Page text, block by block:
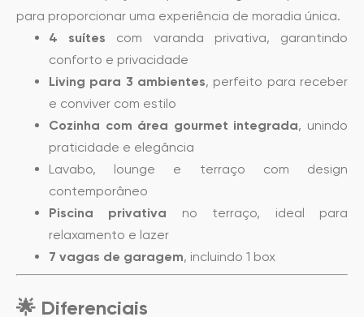
para proporcionar uma experiência de moradia única.
4 suítes com varanda privativa, garantindo
conforto e privacidade
Living para 3 ambientes, perfeito para receber
e conviver com estilo
Cozinha com área gourmet integrada, unindo
praticidade e elegância
Lavabo, lounge e terraço com design
contemporâneo
Piscina privativa no terraço, ideal para
relaxamento e lazer
7 vagas de garagem, incluindo 1 box
🌟 Diferenciais